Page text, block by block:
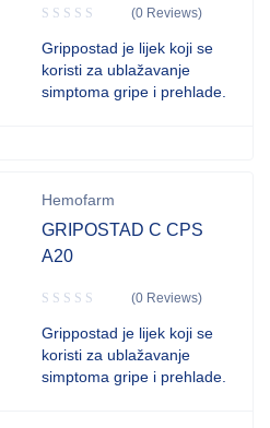
(0 Reviews)
Grippostad je lijek koji se
koristi za ublažavanje
simptoma gripe i prehlade.
Hemofarm
GRIPOSTAD C CPS
A20
(0 Reviews)
Grippostad je lijek koji se
koristi za ublažavanje
simptoma gripe i prehlade.